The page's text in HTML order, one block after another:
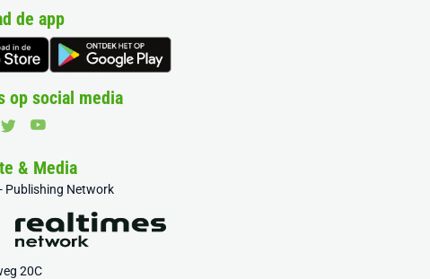
de app
op social media
& Media
Publishing Network
20C